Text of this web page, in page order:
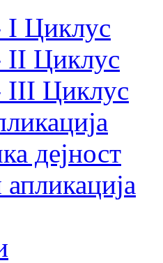
I Циклус
II Циклус
III Циклус
дејност